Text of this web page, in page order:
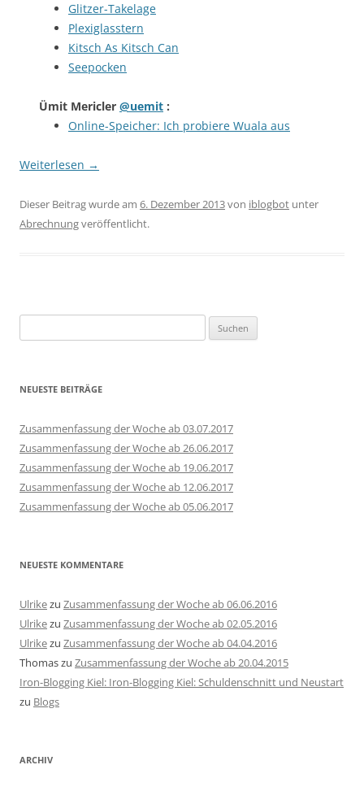
Glitzer-Takelage
Plexiglasstern
Kitsch As Kitsch Can
Seepocken
Ümit Mericler @uemit :
Online-Speicher: Ich probiere Wuala aus
Weiterlesen →
Dieser Beitrag wurde am 6. Dezember 2013von iblogbot unter
Abrechnungveröffentlicht.
nach:
NEUESTE BEITRÄGE
Zusammenfassung der Woche ab 03.07.2017
Zusammenfassung der Woche ab 26.06.2017
Zusammenfassung der Woche ab 19.06.2017
Zusammenfassung der Woche ab 12.06.2017
Zusammenfassung der Woche ab 05.06.2017
NEUESTE KOMMENTARE
Ulrikezu Zusammenfassung der Woche ab 06.06.2016
Ulrikezu Zusammenfassung der Woche ab 02.05.2016
Ulrikezu Zusammenfassung der Woche ab 04.04.2016
Thomaszu Zusammenfassung der Woche ab 20.04.2015
Iron-Blogging Kiel: Iron-Blogging Kiel: Schuldenschnitt und Neustart
zu Blogs
ARCHIV